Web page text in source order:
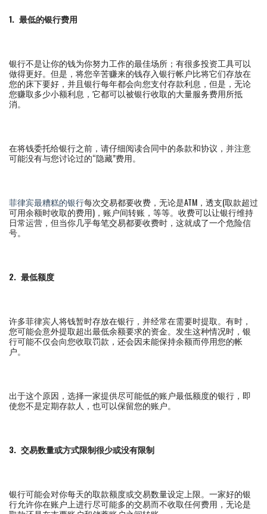
1. 最低的银行费用
银行不是让你的钱为你努力工作的最佳场所；有很多投资工具可以
做得更好。但是，将您辛苦赚来的钱存入银行帐户比将它们存放在
您的床下要好，并且银行每年都会向您支付存款利息，但是，无论
您赚取多少小额利息，它都可以被银行收取的大量服务费用所抵
消。
在将钱委托给银行之前，请仔细阅读合同中的条款和协议，并注意
可能没有与您讨论过的“隐藏”费用。
菲律宾最糟糕的银行每次交易都要收费，无论是ATM，透支(取款超过
可用余额时收取的费用)，账户间转账，等等。收费可以让银行维持
日常运营，但当你几乎每笔交易都要收费时，这就成了一个危险信
号。
2. 最低额度
许多菲律宾人将钱暂时存放在银行，并经常在需要时提取。有时，
您可能会意外提取超出最低余额要求的资金。发生这种情况时，银
行可能不仅会向您收取罚款，还会因未能保持余额而停用您的帐
户。
出于这个原因，选择一家提供尽可能低的账户最低额度的银行，即
使您不是定期存款人，也可以保留您的账户。
3. 交易数量或方式限制很少或没有限制
银行可能会对你每天的取款额度或交易数量设定上限。一家好的银
行允许你在账户上进行尽可能多的交易而不收取任何费用，无论是